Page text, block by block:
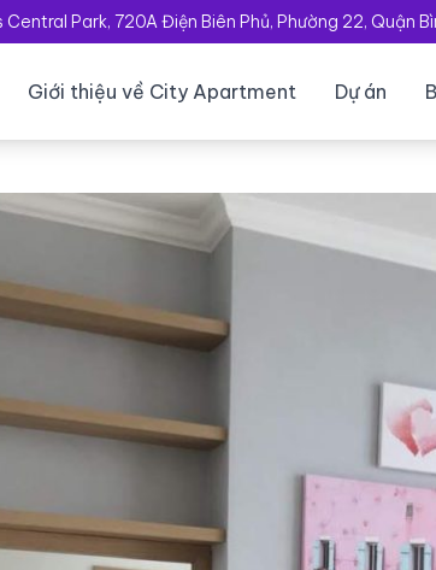
Park, 720A Điện Biên Phủ, Phường 22, Quận
Giới thiệu về City Apartment Dự án